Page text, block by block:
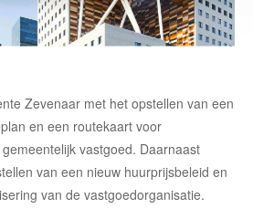
Zevenaar met het opstellen van een
en een routekaart voor
vastgoed. Daarnaast
van een nieuw huurprijsbeleid en
van de vastgoedorganisatie.